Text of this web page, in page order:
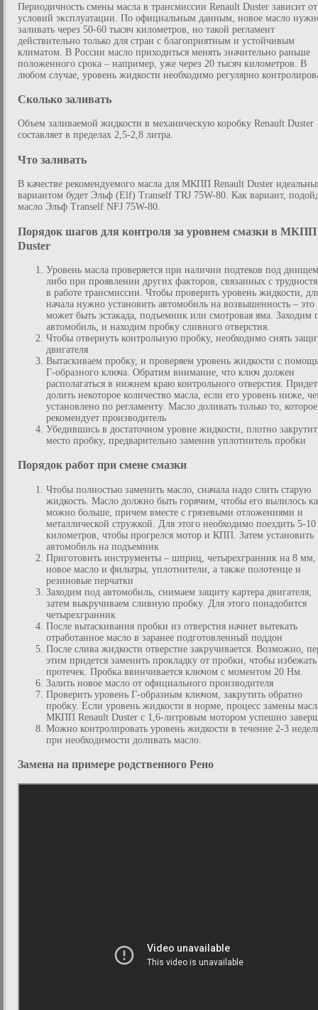
Периодичность смены масла в трансмиссии Renault Duster зависит от
условий эксплуатации. По официальным данным, новое масло
заливать через 50-60 тысяч километров, но такой регламент
действительно только для стран с благоприятным и устойчивым
климатом. В России масло приходиться менять значительно раньше
положенного срока – например, уже через 20 тысяч километров. В
любом случае, уровень жидкости необходимо регулярно
Сколько заливать
Объем заливаемой жидкости в механическую коробку Renault Duster
составляет в пределах 2,5-2,8 литра.
Что заливать
В качестве рекомендуемого масла для МКПП Renault Duster
вариантом будет Эльф (Elf) Tranself TRJ 75W-80. Как вариант,
масло Эльф Tranself NFJ 75W-80.
Порядок шагов для контроля за уровнем смазки в МКПП
Duster
Уровень масла проверяется при наличии подтеков под
либо при проявлении других факторов, связанных с
в работе трансмиссии. Чтобы проверить уровень жидкости,
начала нужно установить автомобиль на возвышенность – это
может быть эстакада, подъемник или смотровая яма. Заходим
автомобиль, и находим пробку сливного отверстия.
Чтобы отвернуть контрольную пробку, необходимо снять
двигателя
Вытаскиваем пробку, и проверяем уровень жидкости с
Г-образного ключа. Обратим внимание, что ключ должен
располагаться в нижнем краю контрольного отверстия.
долить некоторое количество масла, если его уровень ниже,
установлено по регламенту. Масло доливать только то, которое
рекомендует производитель
Убедившись в достаточном уровне жидкости, плотно
место пробку, предварительно заменив уплотнитель пробки
Порядок работ при смене смазки
Чтобы полностью заменить масло, сначала надо слить старую
жидкость. Масло должно быть горячим, чтобы его вылилось
можно больше, причем вместе с грязевыми отложениями и
металлической стружкой. Для этого необходимо поездить 5-10
километров, чтобы прогрелся мотор и КПП. Затем установить
автомобиль на подъемник
Приготовить инструменты – шприц, четырехгранник на 8 мм,
новое масло и фильтры, уплотнители, а также полотенце и
резиновые перчатки
Заходим под автомобиль, снимаем защиту картера двигателя,
затем выкручиваем сливную пробку. Для этого понадобится
четырехгранник
После вытаскивания пробки из отверстия начнет вытекать
отработанное масло в заранее подготовленный поддон
После слива жидкости отверстие закручивается. Возможно,
этим придется заменить прокладку от пробки, чтобы избежать
протечек. Пробка ввинчивается ключом с моментом 20 Нм.
Залить новое масло от официального производителя
Проверить уровень Г-образным ключом, закрутить обратно
пробку. Если уровень жидкости в норме, процесс замены
МКПП Renault Duster с 1,6-литровым мотором успешно
Можно контролировать уровень жидкости в течение 2-3
при необходимости доливать масло.
Замена на примере родственного Рено